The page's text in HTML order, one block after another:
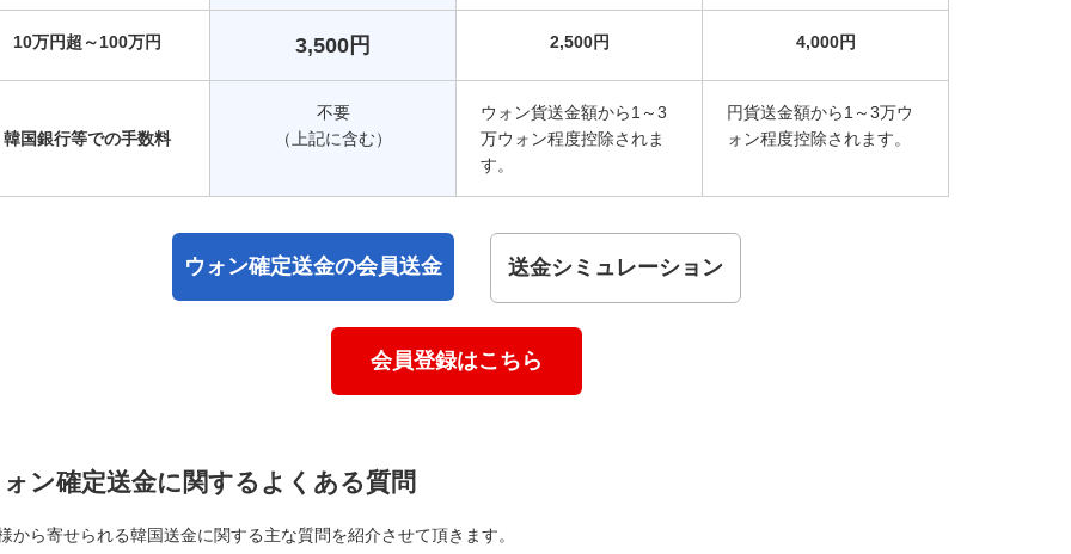
10万円超～100万円 3,500円 2,500円 4,000円
韓国銀行等での手数料
不要
（上記に含む）
ウォン貨送金額から1～3
万ウォン程度控除されま
す。
円貨送金額から1～3万ウ
ォン程度控除されます。
ウォン確定送金の会員送金 送金シミュレーション
会員登録はこちら
ォン確定送金に関するよくある質問
から寄せられる韓国送金に関する主な質問を紹介させて頂きます。